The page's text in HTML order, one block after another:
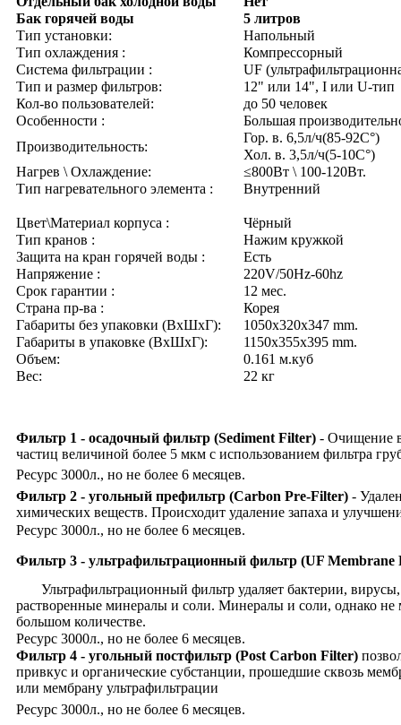
Бак горячей воды
5 литров
Тип установки:
Напольный
Тип охлаждения :
Компрессорный
Система фильтрации :
UF
Тип и размер фильтров:
12" или 14", I или U-тип
Кол-во пользователей:
до 50 человек
Особенности :
Большая
Производительность:
Гор. в. 6,5л/ч(85-92C°)
Хол. в. 3,5л/ч(5-10C°)
Нагрев \ Охлаждение:
≤800Вт \ 100-120Вт.
Тип нагревательного элемента :
Внутренний
Цвет\Материал корпуса :
Чёрный
Тип кранов :
Нажим кружкой
Защита на кран горячей воды :
Есть
Напряжение :
220V/50Hz-60hz
Срок гарантии :
12 мес.
Страна пр-ва :
Корея
Габариты без упаковки (ВxШxГ):
1050x320x347 mm.
Габариты в упаковке (ВxШxГ):
1150x355x395 mm.
Объем:
0.161 м.куб
Вес:
22 кг
Фильтр 1 - осадочный фильтр (Sediment Filter) - Очищение
частиц величиной более 5 мкм с использованием фильтра
Ресурс 3000л., но не более 6 месяцев.
Фильтр 2 - угольный префильтр (Carbon Pre-Filter) -
химических веществ. Происходит удаление запаха и
Ресурс 3000л., но не более 6 месяцев.
Фильтр 3 - ультрафильтрационный фильтр (UF
Ультрафильтрационный фильтр удаляет бактерии,
растворенные минералы и соли. Минералы и соли, однако не
большом количестве.
Ресурс 3000л., но не более 6 месяцев.
Фильтр 4 - угольный постфильтр (Post Carbon Filter)
привкус и органические субстанции, прошедшие сквозь
или мембрану ультрафильтрации
Ресурс 3000л., но не более 6 месяцев.